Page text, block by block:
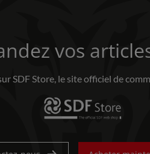
vos
SDF Store, le site officiel de